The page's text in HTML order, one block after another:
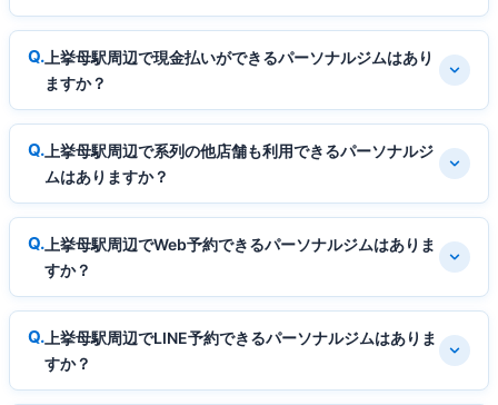
上挙母駅周辺で現金払いができるパーソナルジムはあり
ますか？
上挙母駅周辺で系列の他店舗も利用できるパーソナルジ
ムはありますか？
上挙母駅周辺でWeb予約できるパーソナルジムはありま
すか？
上挙母駅周辺でLINE予約できるパーソナルジムはありま
すか？